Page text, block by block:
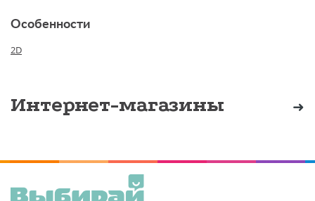
Особенности
2D
Интернет-магазины